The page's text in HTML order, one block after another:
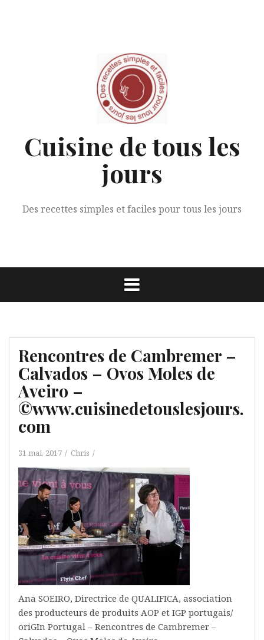
Cuisine de tous les
jours
Des recettes simples et faciles pour tous les jours
Rencontres de Cambremer –
Calvados – Ovos Moles de
Aveiro –
©www.cuisinedetouslesjours.
com
31 mai, 2017 Chris
Ana SOEIRO, Directrice de QUALIFICA, association
des producteurs de produits AOP et IGP portugais/
oriGIn Portugal – Rencontres de Cambremer –